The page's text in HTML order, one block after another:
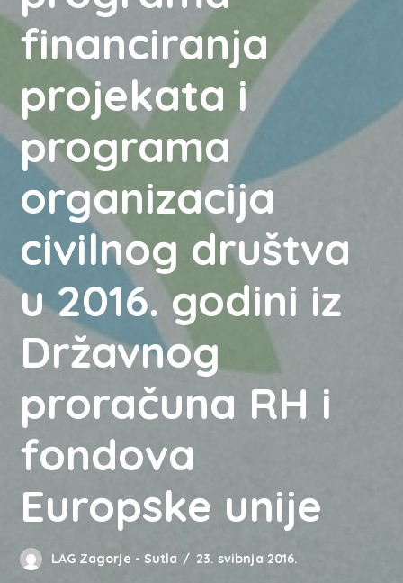
financiranja
projekata i
programa
organizacija
civilnog društva
u 2016. godini iz
Državnog
proračuna RH i
fondova
Europske unije
LAG Zagorje - Sutla 23. svibnja 2016.